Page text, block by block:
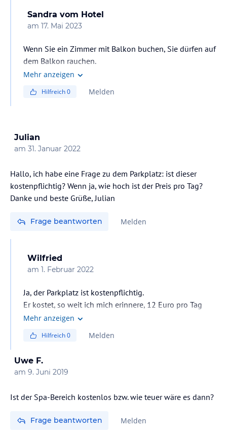
Sandra vom Hotel
am 17. Mai 2023
Wenn Sie ein Zimmer mit Balkon buchen, Sie dürfen auf
dem Balkon rauchen.
Mehr anzeigen
Hilfreich0 Melden
Julian
am 31. Januar 2022
Hallo, ich habe eine Frage zu dem Parkplatz: ist dieser
kostenpflichtig? Wenn ja, wie hoch ist der Preis pro Tag?
Danke und beste Grüße, Julian
Frage beantworten Melden
Wilfried
am 1. Februar 2022
Ja, der Parkplatz ist kostenpflichtig.
Er kostet, so weit ich mich erinnere, 12 Euro pro Tag
Mehr anzeigen
Hilfreich0 Melden
Uwe F.
am 9. Juni 2019
Ist der Spa-Bereich kostenlos bzw. wie teuer wäre es dann?
Frage beantworten Melden